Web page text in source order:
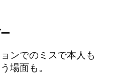
ンでのミスで本人も
場面も。